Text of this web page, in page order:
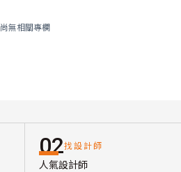
尚無相關專欄
02找設計師
人氣設計師